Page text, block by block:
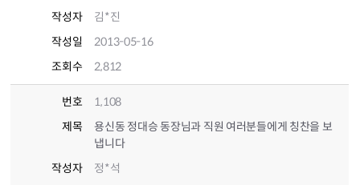
작성자
김*진
작성일
2013-05-16
조회수
2,812
번호
1,108
제목
용신동 정대승 동장님과 직원 여러분들에게 칭찬을 보
냅니다
작성자
정*석